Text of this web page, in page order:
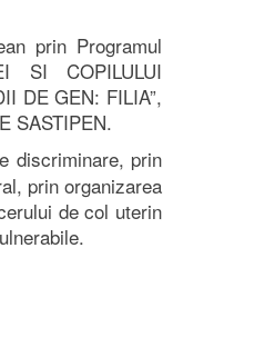
prin Programul
SI COPILULUI
DE GEN: FILIA”,
SASTIPEN.
discriminare, prin
prin organizarea
de col uterin